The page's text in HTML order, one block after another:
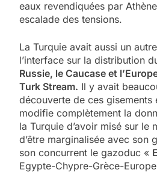
eaux revendiquées par
escalade des tensions.
La Turquie avait aussi un
l’interface sur la distribution
Russie, le Caucase et
Turk Stream. Il y avait
découverte de ces gisements
modifie complètement la
la Turquie d’avoir misé sur le
d’être marginalisée avec son
son concurrent le gazoduc «
Egypte-Chypre-Grèce-